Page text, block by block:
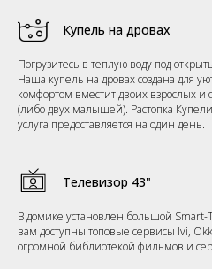
Купель на дровах
Погрузитесь в теплую воду под
Наша купель на дровах создана для
комфортом вместит двоих взрослых и
(либо двух малышей). Растопка
услуга предоставляется на один день.
Телевизор 43"
В домике установлен большой Smart-
вам доступны топовые сервисы Ivi,
огромной библиотекой фильмов и